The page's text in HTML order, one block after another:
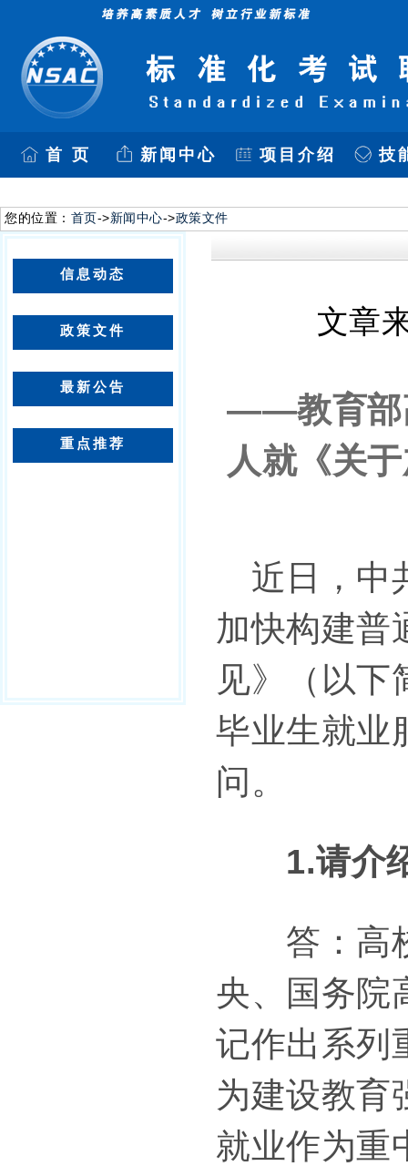
首 页 新闻中心 项目介绍 技
您的位置： 首页->新闻中心->政策文件
信息动态
政策文件
最新公告
重点推荐
文章
——教育部
人就《关
近日，中
加快构建普
见》（以下
毕业生就业
问。
1.请介
答：高校
央、国务院
记作出系列
为建设教育
就业作为重